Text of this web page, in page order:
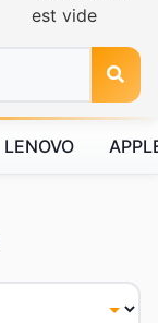
est vide
LENOVO